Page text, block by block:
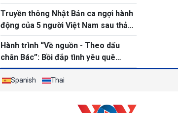
khai bảo hộ công dân
Truyền thông Nhật Bản ca ngợi hành
động của 5 người Việt Nam sau thảm
họa động đất tại Kumamoto
Hành trình “Về nguồn - Theo dấu
chân Bác”: Bồi đắp tình yêu quê
hương cho thanh thiếu niên kiều bào
Spanish Thai